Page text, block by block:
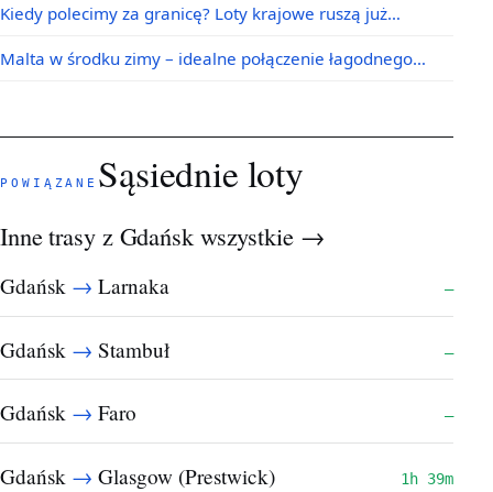
Kiedy polecimy za granicę? Loty krajowe ruszą już…
Malta w środku zimy – idealne połączenie łagodnego…
POWIĄZANE Sąsiednie loty
Inne trasy z Gdańskwszystkie →
Gdańsk → Larnaka —
Gdańsk → Stambuł —
Gdańsk → Faro —
Gdańsk → Glasgow (Prestwick) 1h 39m